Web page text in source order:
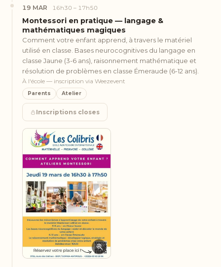
19 MAR 16h30 – 17h50
Montessori en pratique — langage &
mathématiques magiques
Comment votre enfant apprend, à travers le matériel
utilisé en classe. Bases neurocognitives du langage en
classe Jaune (3-6 ans), raisonnement mathématique et
résolution de problèmes en classe Émeraude (6-12 ans).
À l'école — inscription via Weezevent
Parents Atelier
Inscriptions closes